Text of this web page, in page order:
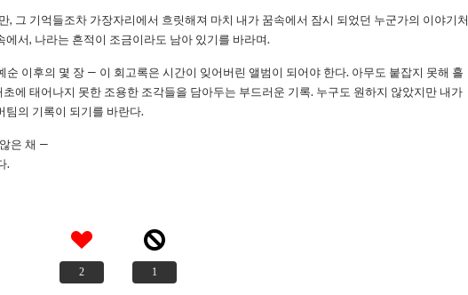
, 그 기억들조차 가장자리에서 흐릿해져 마치 내가 꿈속에서 잠시 되었던 누군가의 이야기처
서, 나라는 흔적이 조금이라도 남아 있기를 바라며.
이후의 몇 장 — 이 회고록은 시간이 잊어버린 앨범이 되어야 한다. 아무도 붙잡지 못해 흘
에 태어나지 못한 조용한 조각들을 담아두는 부드러운 기록. 누구도 원하지 않았지만 내가
팀의 기록이 되기를 바란다.
은 채 —
.
2 1